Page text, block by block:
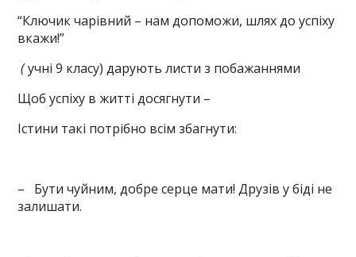
“Ключик чарівний – нам допоможи, шлях до успіху
вкажи!”
(учні 9 класу) дарують листи з побажаннями
Щоб успіху в житті досягнути –
Істини такі потрібно всім збагнути:
– Бути чуйним, добре серце мати! Друзів у біді не
залишати.